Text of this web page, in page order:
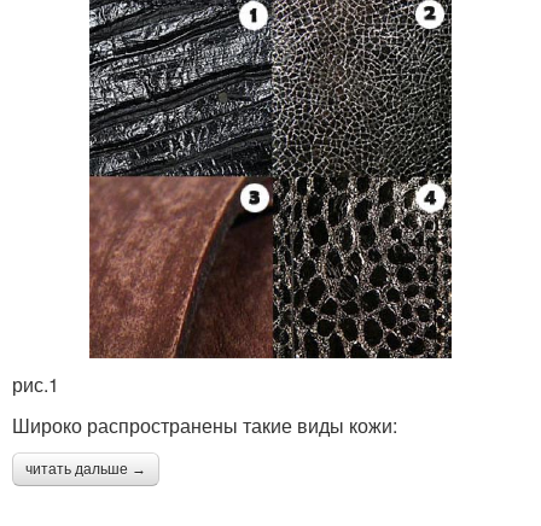
рис.1
Широко распространены такие виды кожи:
читать дальше →